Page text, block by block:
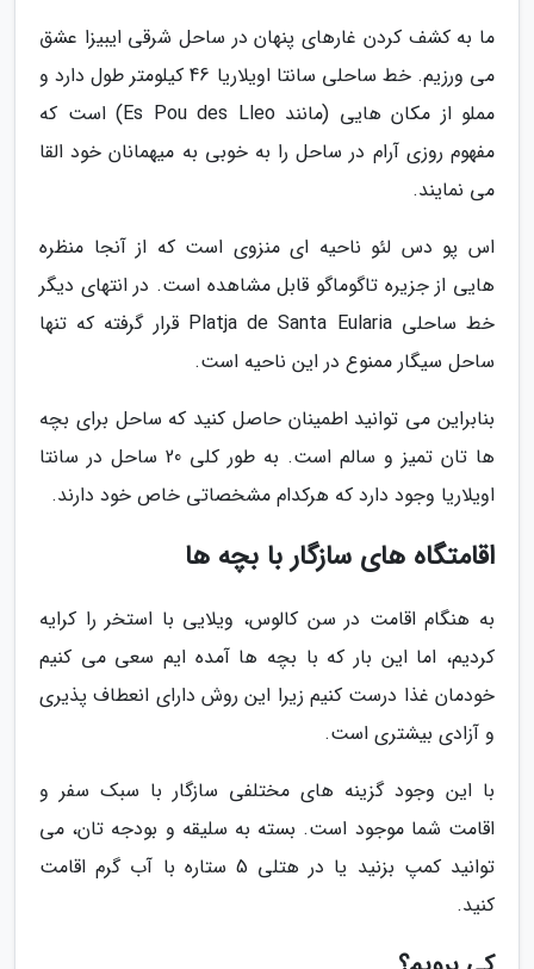
ما به کشف کردن غارهای پنهان در ساحل شرقی ایبیزا عشق
می ورزیم. خط ساحلی سانتا اویلاریا 46 کیلومتر طول دارد و
مملو از مکان هایی (مانند Es Pou des Lleo) است که
مفهوم روزی آرام در ساحل را به خوبی به میهمانان خود القا
می نمایند.
اس پو دس لئو ناحیه ای منزوی است که از آنجا منظره
هایی از جزیره تاگوماگو قابل مشاهده است. در انتهای دیگر
خط ساحلی Platja de Santa Eularia قرار گرفته که تنها
ساحل سیگار ممنوع در این ناحیه است.
بنابراین می توانید اطمینان حاصل کنید که ساحل برای بچه
ها تان تمیز و سالم است. به طور کلی 20 ساحل در سانتا
اویلاریا وجود دارد که هرکدام مشخصاتی خاص خود دارند.
اقامتگاه های سازگار با بچه ها
به هنگام اقامت در سن کالوس، ویلایی با استخر را کرایه
کردیم، اما این بار که با بچه ها آمده ایم سعی می کنیم
خودمان غذا درست کنیم زیرا این روش دارای انعطاف پذیری
و آزادی بیشتری است.
با این وجود گزینه های مختلفی سازگار با سبک سفر و
اقامت شما موجود است. بسته به سلیقه و بودجه تان، می
توانید کمپ بزنید یا در هتلی 5 ستاره با آب گرم اقامت
کنید.